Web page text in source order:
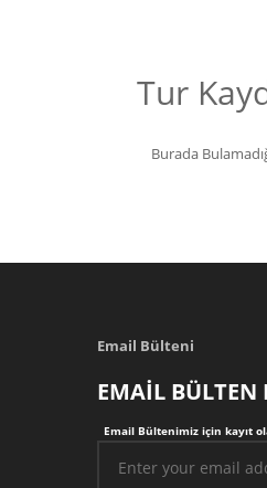
Tur
Burada
Email Bülteni
EMAİL BÜLTEN
Email Bültenimiz için kayıt